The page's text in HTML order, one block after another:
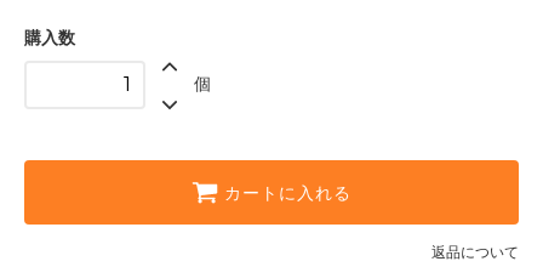
購入数
個
カートに入れる
返品について